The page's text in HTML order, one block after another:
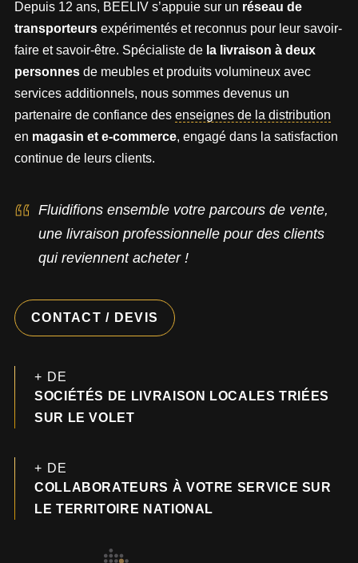
Depuis 12 ans, BEELIV s’appuie sur un réseau de
transporteurs expérimentés et reconnus pour leur savoir-
faire et savoir-être. Spécialiste de la livraison à deux
personnes de meubles et produits volumineux avec
services additionnels, nous sommes devenus un
partenaire de confiance des enseignes de la distribution
en magasin et e-commerce, engagé dans la satisfaction
continue de leurs clients.
Fluidifions ensemble votre parcours de vente,
une livraison professionnelle pour des clients
qui reviennent acheter !
CONTACT / DEVIS
+ DE
SOCIÉTÉS DE LIVRAISON LOCALES TRIÉES
SUR LE VOLET
+ DE
COLLABORATEURS À VOTRE SERVICE SUR
LE TERRITOIRE NATIONAL